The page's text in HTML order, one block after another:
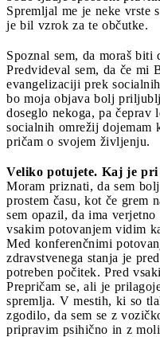
Spremljal me je neke vrste
je bil vzrok za te občutke.
Spoznal sem, da moraš
Predvideval sem, da če mi
evangelizaciji prek
bo moja objava bolj
doseglo nekoga, pa čeprav
socialnih omrežij dojemam
pričam o svojem življenju.
Veliko potujete. Kaj je
Moram priznati, da sem
prostem času, kot če grem
sem opazil, da ima
vsakim potovanjem vidim
Med konferenčnimi
zdravstvenega stanja je
potreben počitek. Pred
Prepričam se, ali je
spremlja. V mestih, ki so
zgodilo, da sem se z
pripravim psihično in z